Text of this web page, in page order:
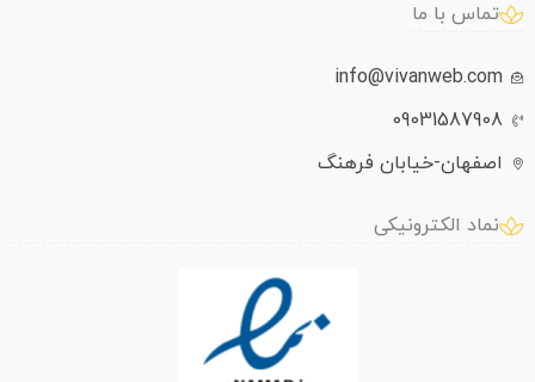
تماس با ما
info@vivanweb.com
09031587908
اصفهان-خیابان فرهنگ
نماد الکترونیکی